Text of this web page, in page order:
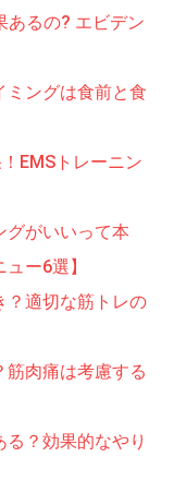
あるの? エビデン
ミングは食前と食
EMSトレーニン
グがいいって本
ー6選】
？適切な筋トレの
肉痛は考慮する
？効果的なやり